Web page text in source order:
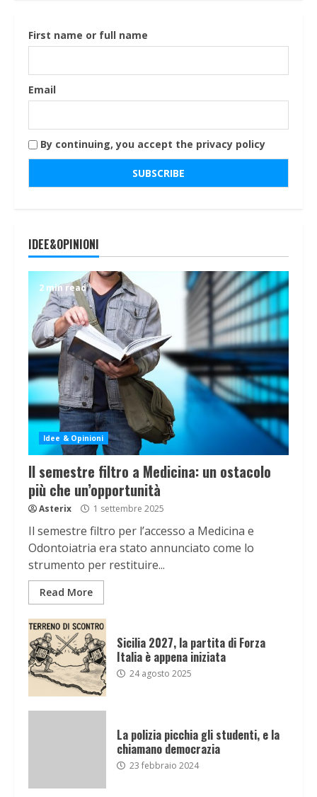
First name or full name
Email
By continuing, you accept the privacy policy
IDEE&OPINIONI
2 min read
Idee & Opinioni
Il semestre filtro a Medicina: un ostacolo
più che un’opportunità
Asterix 1 settembre 2025
Il semestre filtro per l’accesso a Medicina e
Odontoiatria era stato annunciato come lo
strumento per restituire...
Read More
Sicilia 2027, la partita di Forza
Italia è appena iniziata
24 agosto 2025
La polizia picchia gli studenti, e la
chiamano democrazia
23 febbraio 2024